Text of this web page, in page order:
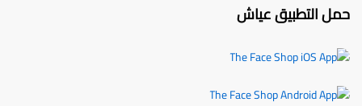
حمل التطبيق عياش